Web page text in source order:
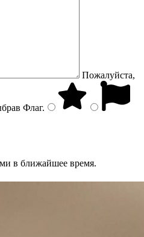
Пожалуйста,
Флаг.
в ближайшее время.